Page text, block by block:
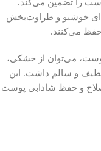
را تضمین می‌کند.
خوشبو و طراوت‌بخش
می‌کنند.
می‌توان از خشکی،
و سالم داشت. این
و حفظ شادابی پوست